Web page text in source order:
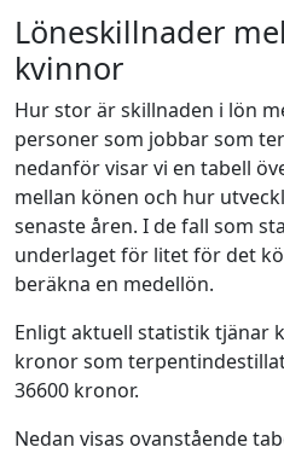
Löneskillnader
kvinnor
Hur stor är skillnaden i lön
personer som jobbar som
nedanför visar vi en tabell
mellan könen och hur
senaste åren. I de fall som
underlaget för litet för det
beräkna en medellön.
Enligt aktuell statistik tjänar
kronor som
36600 kronor.
Nedan visas ovanstående